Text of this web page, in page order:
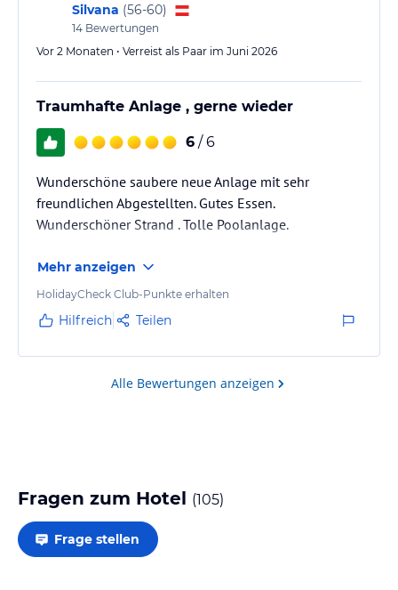
Silvana (56-60)
14 Bewertungen
Vor 2 Monaten • Verreist als Paar im Juni 2026
Traumhafte Anlage , gerne wieder
6 / 6
Wunderschöne saubere neue Anlage mit sehr
freundlichen Abgestellten. Gutes Essen.
Wunderschöner Strand . Tolle Poolanlage.
Mehr anzeigen
HolidayCheck Club-Punkte erhalten
Hilfreich Teilen
Alle Bewertungen anzeigen
Fragen zum Hotel (105)
Frage stellen